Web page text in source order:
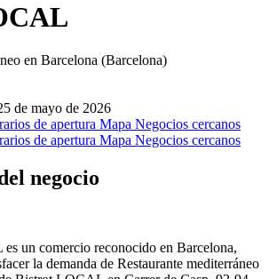
en Barcelona (Barcelona)
de mayo de 2026
de apertura Mapa Negocios cercanos
de apertura Mapa Negocios cercanos
negocio
un comercio reconocido en Barcelona,
la demanda de Restaurante mediterráneo